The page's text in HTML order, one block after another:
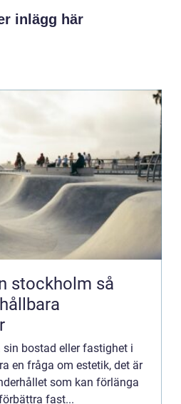
inlägg här
så
bostad eller fastighet i
en fråga om estetik, det är
som kan förlänga
fast...